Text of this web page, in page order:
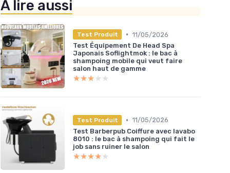
À lire aussi
Test Produit • 11/05/2026
Test Équipement De Head Spa
Japonais Soflightmok : le bac à
shampoing mobile qui veut faire
salon haut de gamme
★★★★★
★★★★★
Test Produit • 11/05/2026
Test Barberpub Coiffure avec lavabo
8010 : le bac à shampoing qui fait le
job sans ruiner le salon
★★★★★
★★★★★